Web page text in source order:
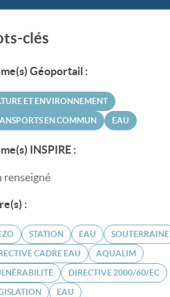
clés
Géoportail :
ET ENVIRONNEMENT
EN COMMUN EAU
INSPIRE :
renseigné
:
STATION EAU SOUTERRAINE
CADRE EAU AQUALIM
DIRECTIVE 2000/60/EC
EAU